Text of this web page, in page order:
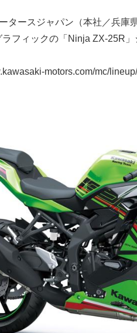
タースジャパン（本社／兵庫
フィックの「Ninja ZX-25R
motors.com/mc/